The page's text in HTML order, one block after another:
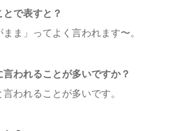
で表すと？
ま」ってよく言われます〜。
われることが多いですか？
われることが多いです。